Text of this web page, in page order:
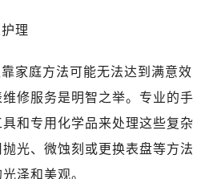
理
家庭方法可能无法达到满意效
修服务是明智之举。专业的手
和专用化学品来处理这些复杂
光、微蚀刻或更换表盘等方法
泽和美观。